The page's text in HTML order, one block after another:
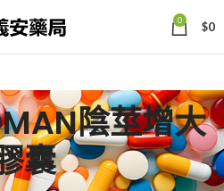
0 $0
陰莖增大
囊